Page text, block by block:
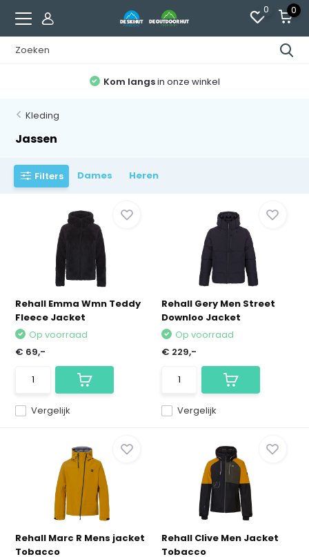
0 0
Kom langsin onze winkel
Kleding
Jassen
Filters Dames Heren
Rehall Emma Wmn Teddy
Fleece Jacket
Vergelijk
Op voorraad
€ 69,-
Rehall Gery Men Street
Downloo Jacket
Vergelijk
Op voorraad
€ 229,-
Rehall Marc R Mens jacket
Tobacco
Rehall Clive Men Jacket
Tobacco